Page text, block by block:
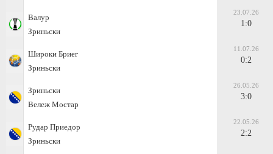
Валур
Зриньски
23.07.26
1:0
Широки Бриег
Зриньски
11.07.26
0:2
Зриньски
Вележ Мостар
26.05.26
3:0
Рудар Приедор
Зриньски
22.05.26
2:2